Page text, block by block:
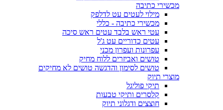
מכשירי כתיבה
מילוי לעטים עט לדלפק
מכשירי כתיבה - כללי
עטי ראש בלבד עטים ראש סיכה
עטים כדוריים עט ג'ל
עפרונות ועפרון מכני
טושים ואביזרים ללוח מחיק
טושים לסימון והדגשה טושים לא מחיקים
מוצרי תיוק
תיקי פוליגל
קלסרים ותיקי טבעות
חוצצים ודגלוני תיוק